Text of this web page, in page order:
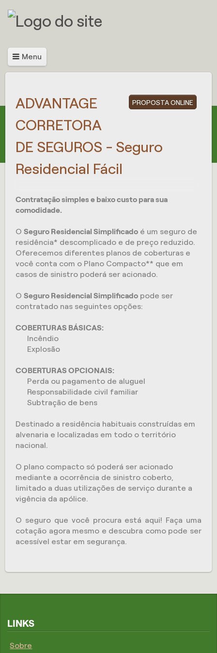
Menu
PROPOSTA ONLINE
ADVANTAGE
CORRETORA
DE SEGUROS - Seguro
Residencial Fácil
Contratação simples e baixo custo para sua
comodidade.
OSeguro Residencial Simplificado é um seguro de
residência* descomplicado e de preço reduzido.
Oferecemos diferentes planos de coberturas e
você conta com o Plano Compacto** que em
casos de sinistro poderá ser acionado.
OSeguro Residencial Simplificado pode ser
contratado nas seguintes opções:
COBERTURAS BÁSICAS:
Incêndio
Explosão
COBERTURAS OPCIONAIS:
Perda ou pagamento de aluguel
Responsabilidade civil familiar
Subtração de bens
Destinado a residência habituais construídas em
alvenaria e localizadas em todo o território
nacional.
O plano compacto só poderá ser acionado
mediante a ocorrência de sinistro coberto,
limitado a duas utilizações de serviço durante a
vigência da apólice.
O seguro que você procura está aqui! Faça uma
cotação agora mesmo e descubra como pode ser
acessível estar em segurança.
LINKS
Sobre